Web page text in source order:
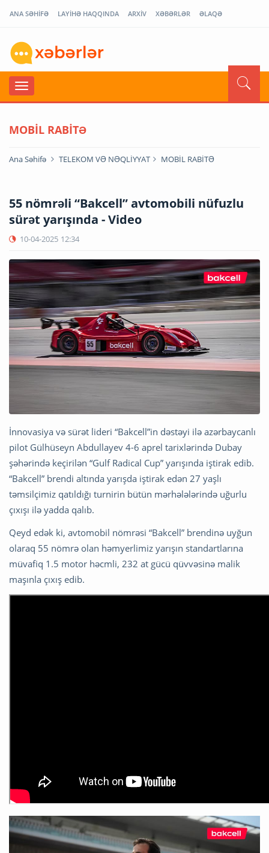
ANA SƏHİFƏ LAYİHƏ HAQQINDA ARXİV XƏBƏRLƏR ƏLAQƏ
MOBİL RABİTƏ
Ana Səhifə TELEKOM VƏ NƏQLİYYAT MOBİL RABİTƏ
55 nömrəli “Bakcell” avtomobili nüfuzlu
sürət yarışında - Video
10-04-2025 12:34
İnnovasiya və sürət lideri “Bakcell”in dəstəyi ilə azərbaycanlı
pilot Gülhüseyn Abdullayev 4-6 aprel tarixlərində Dubay
şəhərində keçirilən “Gulf Radical Cup” yarışında iştirak edib.
“Bakcell” brendi altında yarışda iştirak edən 27 yaşlı
təmsilçimiz qatıldığı turnirin bütün mərhələlərində uğurlu
çıxışı ilə yadda qalıb.
Qeyd edək ki, avtomobil nömrəsi “Bakcell” brendinə uyğun
olaraq 55 nömrə olan həmyerlimiz yarışın standartlarına
müvafiq 1.5 motor həcmli, 232 at gücü qüvvəsinə malik
maşınla çıxış edib.